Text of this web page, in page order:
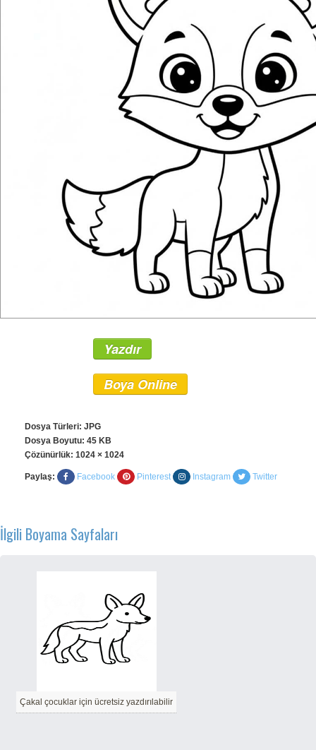
Yazdır
Boya Online
Dosya Türleri: JPG
Dosya Boyutu: 45 KB
Çözünürlük: 1024 × 1024
Paylaş: Facebook Pinterest Instagram Twitter
İlgili Boyama Sayfaları
Çakal çocuklar için ücretsiz yazdırılabilir